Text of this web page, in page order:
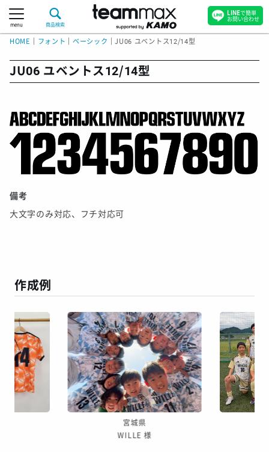
menu 商品検索
HOME フォント ｜ベーシック ｜JU06 ユベントス12/14型
JU06 ユベントス12/14型
備考
大文字のみ対応、フチ対応可
作成例
宮城県
WILLE 様
LINEで簡単
お問い合わせ